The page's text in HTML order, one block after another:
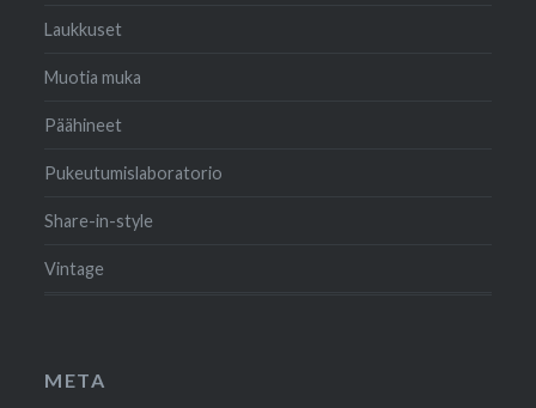
Laukkuset
Muotia muka
Päähineet
Pukeutumislaboratorio
Share-in-style
Vintage
META